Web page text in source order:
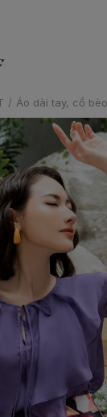
/ Áo dài tay, cổ bèo